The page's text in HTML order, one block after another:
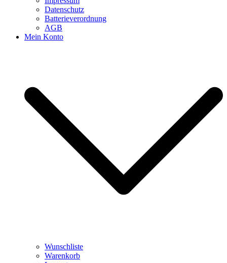
Datenschutz
Batterieverordnung
AGB
Mein Konto
Wunschliste
Warenkorb